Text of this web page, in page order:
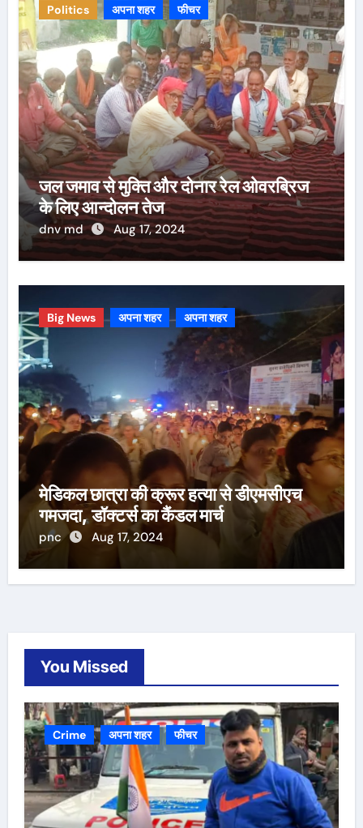
Politics अपना शहर फीचर
जल जमाव से मुक्ति और दोनार रेल ओवरब्रिज
के लिए आन्दोलन तेज
dnv md Aug 17, 2024
Big News अपना शहर अपना शहर
मेडिकल छात्रा की क्रूर हत्या से डीएमसीएच
गमजदा, डॉक्टर्स का कैंडल मार्च
pnc Aug 17, 2024
You Missed
Crime अपना शहर फीचर